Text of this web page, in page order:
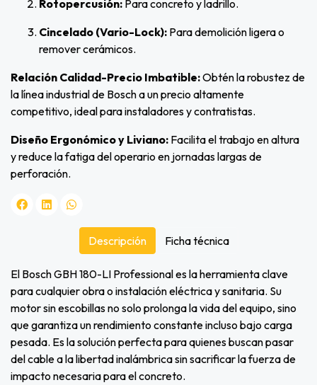
Rotopercusión: Para concreto y ladrillo.
Cincelado (Vario-Lock): Para demolición ligera o
remover cerámicos.
Relación Calidad-Precio Imbatible:Obtén la robustez de
la línea industrial de Bosch a un precio altamente
competitivo, ideal para instaladores y contratistas.
Diseño Ergonómico y Liviano: Facilita el trabajo en altura
y reduce la fatiga del operario en jornadas largas de
perforación.
El Bosch GBH 180-LI Professional es la herramienta clave
para cualquier obra o instalación eléctrica y sanitaria. Su
motor sin escobillas no solo prolonga la vida del equipo, sino
que garantiza un rendimiento constante incluso bajo carga
pesada. Es la solución perfecta para quienes buscan pasar
del cable a la libertad inalámbrica sin sacrificar la fuerza de
impacto necesaria para el concreto.
Descripción Ficha técnica